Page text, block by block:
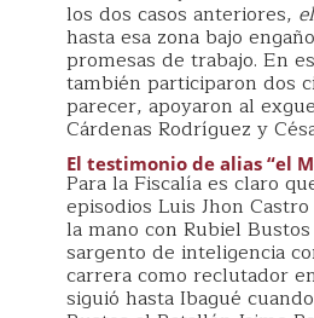
los dos casos anteriores,
hasta esa zona bajo
promesas de trabajo. En
también participaron dos
parecer, apoyaron al
Cárdenas Rodríguez y
El testimonio de alias “el
Para la Fiscalía es claro
episodios Luis Jhon
la mano con Rubiel
sargento de inteligencia
carrera como reclutador
siguió hasta Ibagué